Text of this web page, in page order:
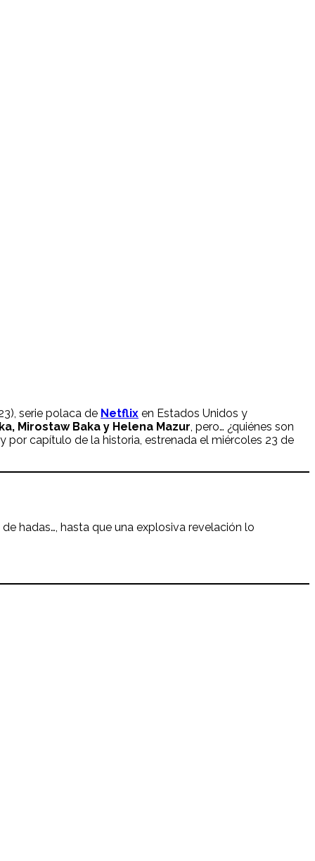
serie polaca de Netflix en Estados Unidos y
Mirostaw Baka y Helena Mazur , pero… ¿quiénes son
capítulo de la historia, estrenada el miércoles 23 de
hadas…, hasta que una explosiva revelación lo